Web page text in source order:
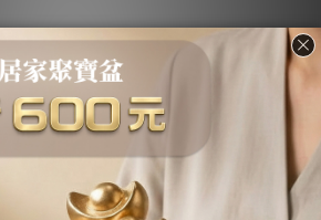
送貨及付款方
式
商品描述